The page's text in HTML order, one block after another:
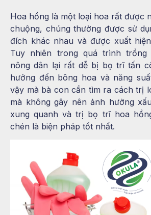
Hoa hồng là một loại hoa rất được
chuộng, chúng thường được sử
đích khác nhau và được xuất
Tuy nhiên trong quá trình trồng
nông dân lại rất dễ bị bọ trĩ tấn
hưởng đến bông hoa và năng
vậy mà bà con cần tìm ra cách trị
mà không gây nên ảnh hưởng
xung quanh và trị bọ trĩ hoa
chén là biện pháp tốt nhất.